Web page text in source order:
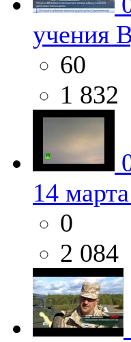
учения
60
1 832
14
0
2 084